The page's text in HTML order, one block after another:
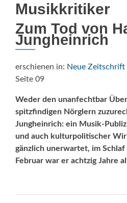
Musikkritiker
Zum Tod von
Jungheinrich
erschienen in: Neue
Seite 09
Weder den unanfechtbar
spitzfindigen Nörglern
Jungheinrich: ein Musik-
und auch kulturpolitischer
gänzlich unerwartet, im
Februar war er achtzig Jahre